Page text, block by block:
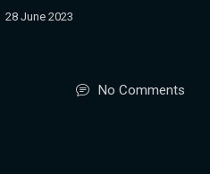
28 June 2023
No Comments